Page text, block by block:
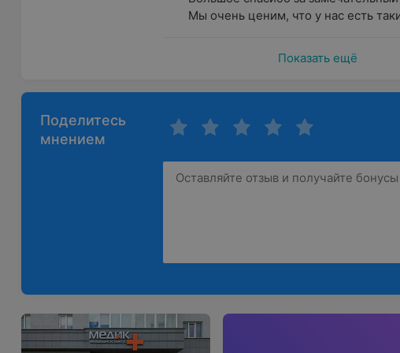
Обследование глазного дна(при помощи оптического
врач может исследовать глазное дно, чтобы оценить
(врач может проверить
включая роговицу, хрусталик и радужку, на предмет
процессов);
Дополнительные обследования(в зависимости от
офтальмолог может назначить дополнительные
пациентом, поставить диагноз и предложить
дополнительные меры).
Что входит в повторный приём врача-офтальмолога
Врач может повторно провести тесты для оценки остроты
расстояние с использованием таблицы с буквами или
Мы очень ценим, что у нас есть
Показать ещё
Поделитесь
мнением